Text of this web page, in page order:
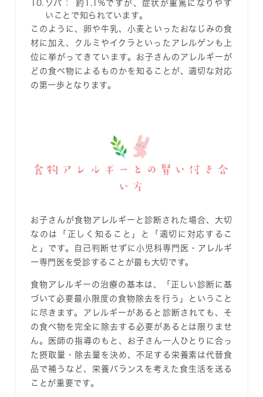
ソバ：
約1.1%ですが、症状が重篤になりやす
いことで知られています。
このように、卵や牛乳、小麦といったおなじみの食
材に加え、クルミやイクラといったアレルゲンも上
位に挙がってきています。お子さんのアレルギーが
どの食べ物によるものかを知ることが、適切な対応
の第一歩となります。
食物アレルギーとの賢い付き合
い方
お子さんが食物アレルギーと診断された場合、大切
なのは「正しく知ること」と「適切に対応するこ
と」です。自己判断せずに小児科専門医・アレルギ
ー専門医を受診することが最も大切です。
食物アレルギーの治療の基本は、「正しい診断に基
づいて必要最小限度の食物除去を行う」ということ
に尽きます。アレルギーがあると診断されても、そ
の食べ物を完全に除去する必要があるとは限りませ
ん。医師の指導のもと、お子さん一人ひとりに合っ
た摂取量・除去量を決め、不足する栄養素は代替食
品で補うなど、栄養バランスを考えた食生活を送る
ことが重要です。